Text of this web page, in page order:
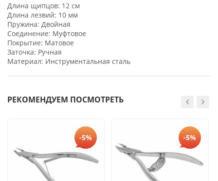
Длина щипцов: 12 см
Длина лезвий: 10 мм
Пружина: Двойная
Соединение: Муфтовое
Покрытие: Матовое
Заточка: Ручная
Материал: Инструментальная сталь
РЕКОМЕНДУЕМ ПОСМОТРЕТЬ
-5% -5%